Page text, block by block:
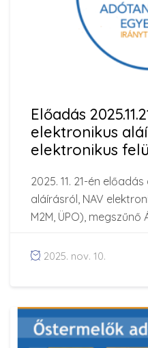
Előadás
elektronikus
elektronikus
2025. 11. 21-én
aláírásról, NAV
M2M, ÜPO), megszűnő
2025. nov. 10.